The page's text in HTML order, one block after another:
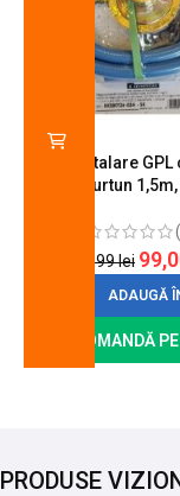
Kit instalare
butelie, furtun
120,99lei
ADAUGĂ
COMANDĂ PE
PRODUSE